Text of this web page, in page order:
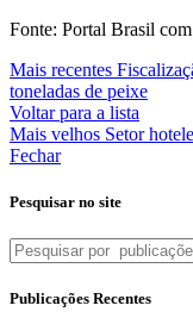
Fonte: Portal Brasil
Mais recentes
toneladas de peixe
Voltar para a lista
Mais velhos Setor
Fechar
Pesquisar no site
Publicações Recentes